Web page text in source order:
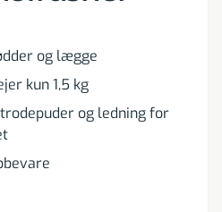
og lægge
kun 1,5 kg
og ledning for